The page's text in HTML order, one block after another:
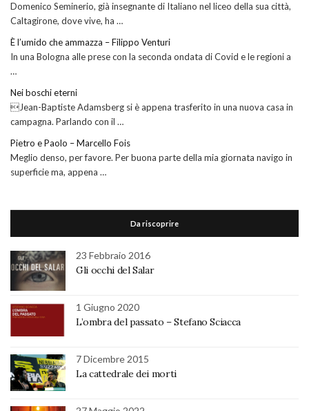
Domenico Seminerio, già insegnante di Italiano nel liceo della sua città,
Caltagirone, dove vive, ha …
È l’umido che ammazza – Filippo Venturi
In una Bologna alle prese con la seconda ondata di Covid e le regioni a
…
Nei boschi eterni
Jean-Baptiste Adamsberg si è appena trasferito in una nuova casa in
campagna. Parlando con il …
Pietro e Paolo – Marcello Fois
Meglio denso, per favore. Per buona parte della mia giornata navigo in
superficie ma, appena …
Da riscoprire
23 Febbraio 2016
Gli occhi del Salar
1 Giugno 2020
L’ombra del passato – Stefano Sciacca
7 Dicembre 2015
La cattedrale dei morti